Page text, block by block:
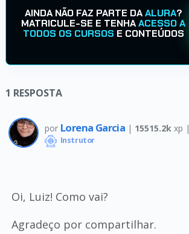
AINDA NÃO FAZ PARTE DAALURA?
MATRICULE-SE E TENHAACESSO A
TODOS OS CURSOS E CONTEÚDOS
1 RESPOSTA
por Lorena Garcia | 15515.2k xp |
Instrutor
Oi, Luiz! Como vai?
Agradeço por compartilhar.